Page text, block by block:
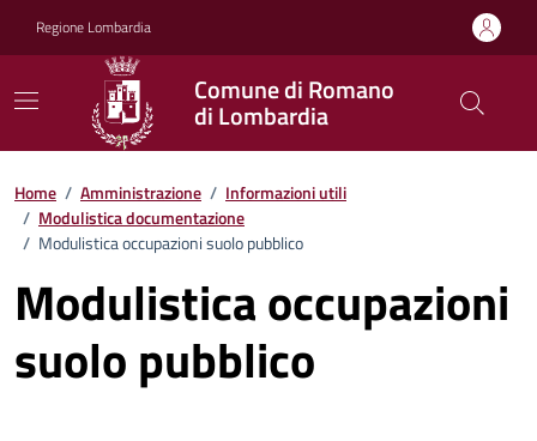
Regione Lombardia
Comune di Romano
di Lombardia
Home / Amministrazione / Informazioni utili
/ Modulistica documentazione
/ Modulistica occupazioni suolo pubblico
Modulistica occupazioni
suolo pubblico